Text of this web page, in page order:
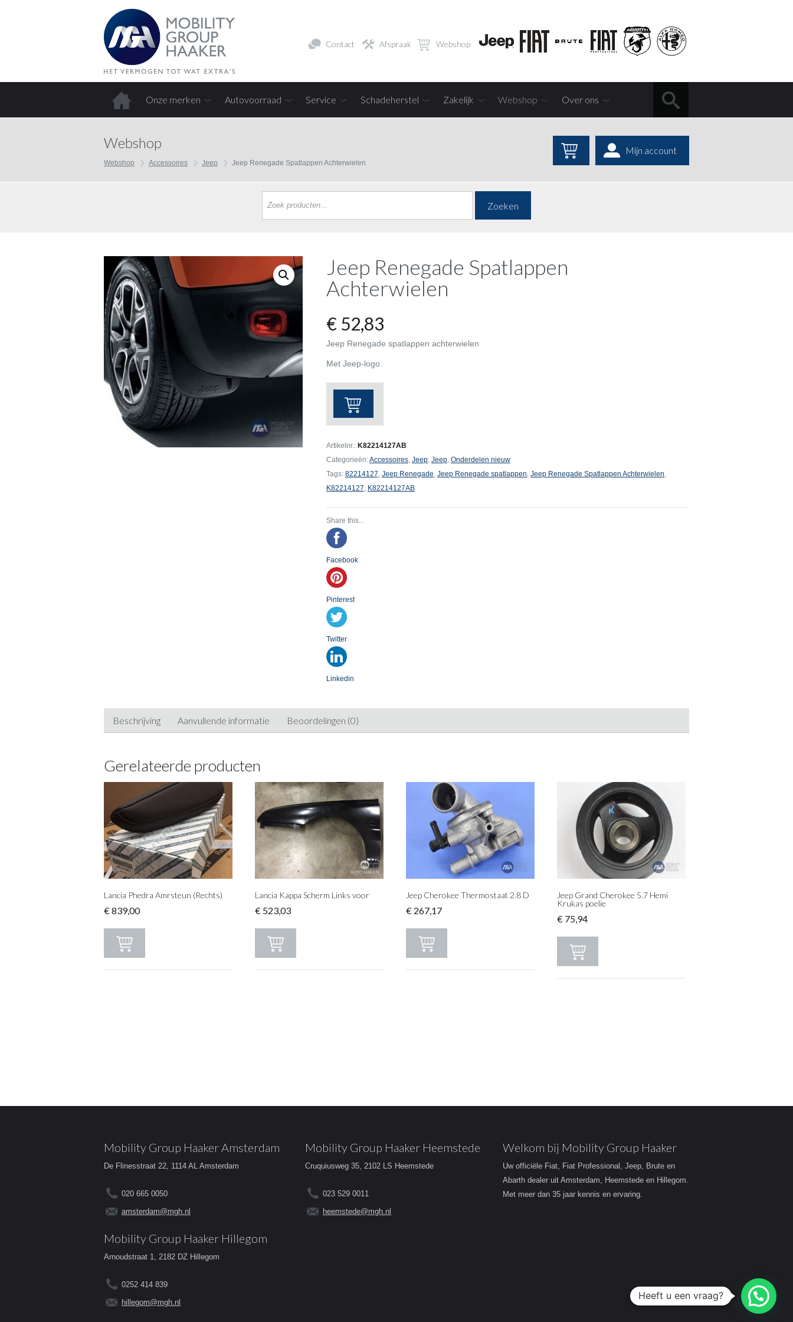
Contact Afspraak Webshop
Onze merken Autovoorraad Service Schadeherstel Zakelijk Webshop Over ons
Webshop
Webshop Accessoires Jeep Jeep Renegade Spatlappen Achterwielen
Mijn account
Zoeken
Jeep Renegade Spatlappen
Achterwielen
€52,83
Jeep Renegade spatlappen achterwielen
Met Jeep-logo.
Jeep
Renegade
Spatlappen
Artikelnr.: K82214127AB
Categorieën:Accessoires, Jeep, Jeep, Onderdelen nieuw
Tags: 82214127 Jeep Renegade Jeep Renegade spatlappen Jeep Renegade Spatlappen Achterwielen
K82214127 K82214127AB
Share this...
Facebook
Pinterest
Twitter
Linkedin
Beschrijving Aanvullende informatie Beoordelingen (0)
Gerelateerde producten
Lancia Phedra Amrsteun (Rechts)
€839,00
Lancia Kappa Scherm Links voor
€523,03
Jeep Cherokee Thermostaat 2.8 D
€267,17
Jeep Grand Cherokee 5.7 Hemi
Krukas poelie
€75,94
Mobility Group Haaker Amsterdam
De Flinesstraat 22, 1114 AL Amsterdam
020 665 0050
amsterdam@mgh.nl
Mobility Group Haaker Heemstede
Cruquiusweg 35, 2102 LS Heemstede
023 529 0011
heemstede@mgh.nl
Mobility Group Haaker Hillegom
Arnoudstraat 1, 2182 DZ Hillegom
0252 414 839
hillegom@mgh.nl
Welkom bij Mobility Group Haaker
Uw officiële Fiat, Fiat Professional, Jeep, Brute en
Abarth dealer uit Amsterdam, Heemstede en Hillegom.
Met meer dan 35 jaar kennis en ervaring.
Heeft u een vraag?